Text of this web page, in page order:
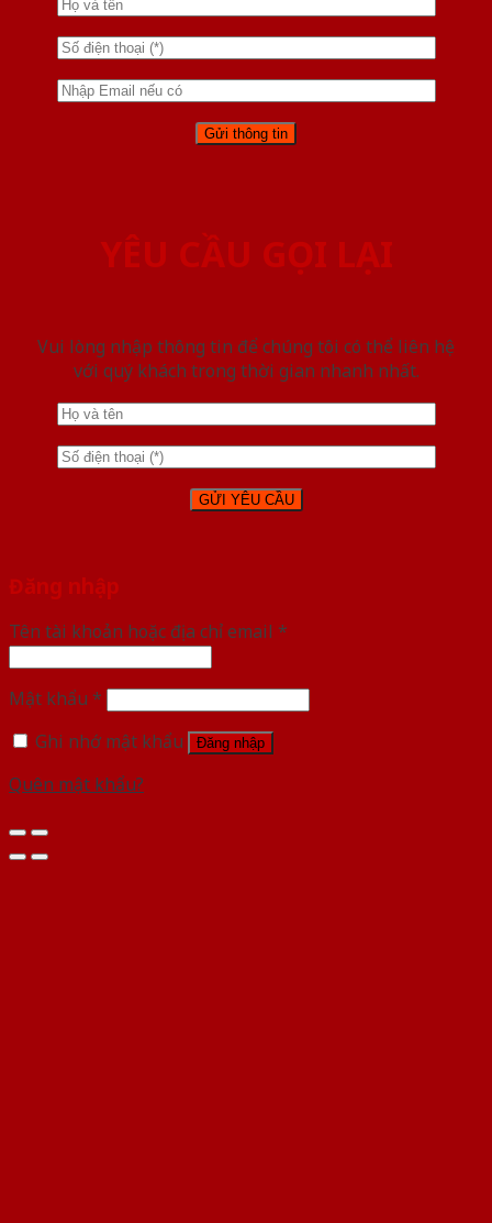
YÊU CẦU GỌI LẠI
Vui lòng nhập thông tin để chúng tôi có thể liên hệ
với quý khách trong thời gian nhanh nhất.
Đăng nhập
Tên tài khoản hoặc địa chỉ email *
Mật khẩu *
Ghi nhớ mật khẩu
Đăng nhập
Quên mật khẩu?